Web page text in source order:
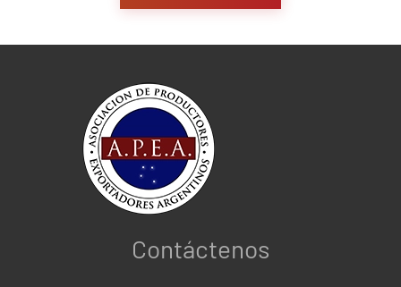
Contáctenos